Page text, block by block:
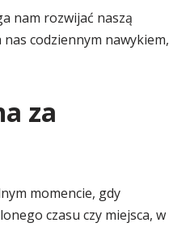
nam rozwijać naszą
nas codziennym nawykiem,
za
momencie, gdy
czasu czy miejsca, w